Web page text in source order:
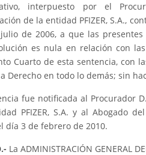
interpuesto por el
de la entidad PFIZER, S.A.,
de 2006, a que las
es nula en relación con
Cuarto de esta sentencia, con
Derecho en todo lo demás; sin
fue notificada al Procurador
PFIZER, S.A. y al Abogado del
día 3 de febrero de 2010.
La ADMINISTRACIÓN GENERAL